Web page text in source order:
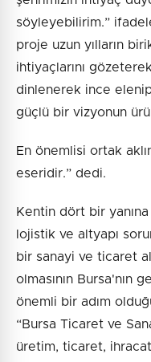
söyleyebilirim.”
proje uzun yılların
ihtiyaçlarını
dinlenerek ince
güçlü bir vizyonun
En önemlisi ortak
eseridir.” dedi.
Kentin dört bir
lojistik ve altyapı
bir sanayi ve ticaret
olmasının Bursa'nın
önemli bir adım
“Bursa Ticaret ve
üretim, ticaret,